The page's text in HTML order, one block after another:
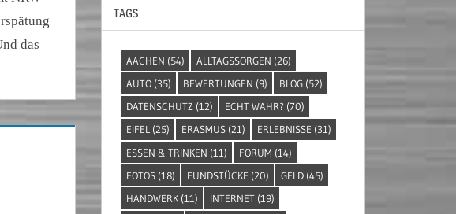
das
TAGS
AACHEN (54) ALLTAGSSORGEN (26)
AUTO(35) BEWERTUNGEN (9) BLOG(52)
DATENSCHUTZ (12) ECHT WAHR? (70)
EIFEL(25) ERASMUS(21) ERLEBNISSE (31)
ESSEN & TRINKEN (11) FORUM (14)
FOTOS(18) FUNDSTÜCKE (20) GELD(45)
HANDWERK(11) INTERNET(19)